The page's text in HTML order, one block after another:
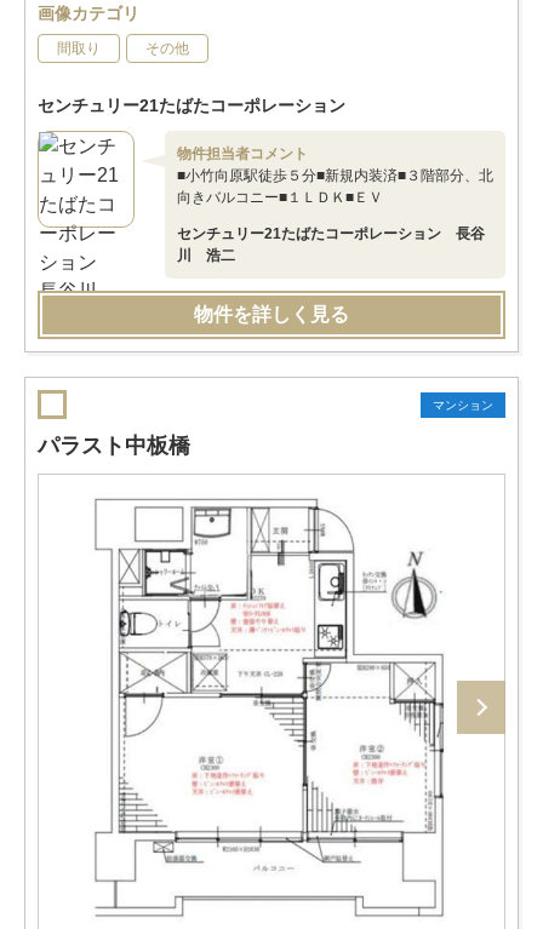
画像カテゴリ
間取り その他
センチュリー21たばたコーポレーション
物件担当者コメント
■小竹向原駅徒歩５分■新規内装済■３階部分、北
向きバルコニー■１ＬＤＫ■ＥＶ
センチュリー21たばたコーポレーション 長谷
川 浩二
物件を詳しく見る
マンション
パラスト中板橋